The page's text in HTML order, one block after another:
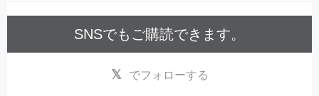
SNSでもご購読できます。
でフォローする